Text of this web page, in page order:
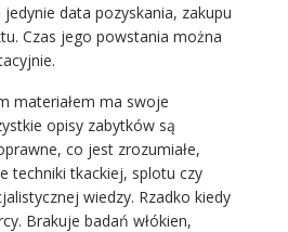
data pozyskania, zakupu
Czas jego powstania można
materiałem ma swoje
opisy zabytków są
co jest zrozumiałe,
techniki tkackiej, splotu czy
wiedzy. Rzadko kiedy
Brakuje badań włókien,